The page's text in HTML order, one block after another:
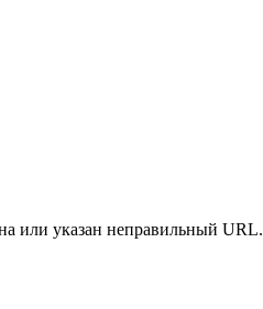
или указан неправильный URL.